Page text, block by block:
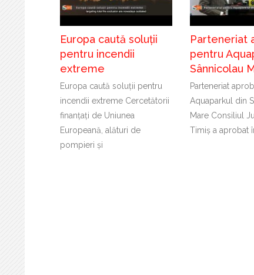
Europa caută soluții
pentru incendii
extreme
Europa caută soluții pentru
incendii extreme Cercetătorii
finanțați de Uniunea
Europeană, alături de
pompieri și
Parteneriat
pentru
Sânnicolau
Parteneriat
Aquaparkul din
Mare Consiliul
Timiș a aprobat